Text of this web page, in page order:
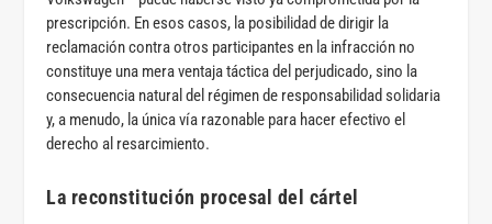
prescripción. En esos casos, la posibilidad de dirigir la
reclamación contra otros participantes en la infracción no
constituye una mera ventaja táctica del perjudicado, sino la
consecuencia natural del régimen de responsabilidad solidaria
y, a menudo, la única vía razonable para hacer efectivo el
derecho al resarcimiento.
La reconstitución procesal del cártel